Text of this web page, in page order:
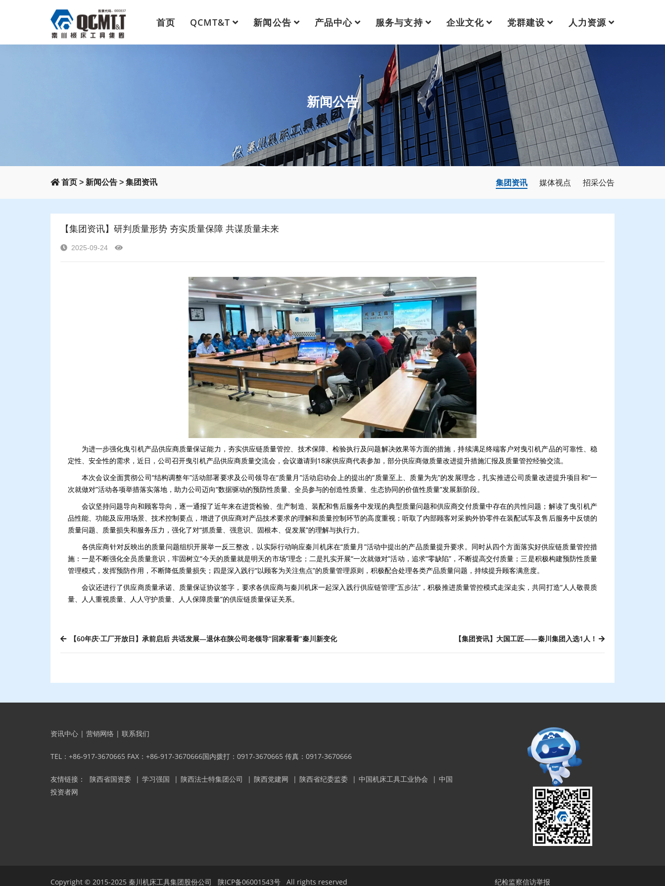
首页 QCMT&T 新闻公告 产品中心 服务与支持 企业文化 党群建设 人力资源
新闻公告
首页 > 新闻公告 > 集团资讯 集团资讯 媒体视点 招采公告
【集团资讯】研判质量形势 夯实质量保障 共谋质量未来
2025-09-24
为进一步强化曳引机产品供应商质量保证能力，夯实供应链质量管控、技术保障、检验执行及问题解决效果等方面的措施，持续满足终端客户对曳引机产品的可靠性、稳
定性、安全性的需求，近日，公司召开曳引机产品供应商质量交流会，会议邀请到18家供应商代表参加，部分供应商做质量改进提升措施汇报及质量管控经验交流。
本次会议全面贯彻公司“结构调整年”活动部署要求及公司领导在“质量月”活动启动会上的提出的“质量至上、质量为先”的发展理念，扎实推进公司质量改进提升项目和“一
次就做对”活动各项举措落实落地，助力公司迈向“数据驱动的预防性质量、全员参与的创造性质量、生态协同的价值性质量”发展新阶段。
会议坚持问题导向和顾客导向，逐一通报了近年来在进货检验、生产制造、装配和售后服务中发现的典型质量问题和供应商交付质量中存在的共性问题；解读了曳引机产
品性能、功能及应用场景、技术控制要点，增进了供应商对产品技术要求的理解和质量控制环节的高度重视；听取了内部顾客对采购外协零件在装配试车及售后服务中反馈的
质量问题、质量损失和服务压力，强化了对“抓质量、强意识、固根本、促发展”的理解与执行力。
各供应商针对反映出的质量问题组织开展举一反三整改，以实际行动响应秦川机床在“质量月”活动中提出的产品质量提升要求。同时从四个方面落实好供应链质量管控措
施：一是不断强化全员质量意识，牢固树立“今天的质量就是明天的市场”理念；二是扎实开展“一次就做对”活动，追求“零缺陷”，不断提高交付质量；三是积极构建预防性质量
管理模式，发挥预防作用，不断降低质量损失；四是深入践行“以顾客为关注焦点”的质量管理原则，积极配合处理各类产品质量问题，持续提升顾客满意度。
会议还进行了供应商质量承诺、质量保证协议签字，要求各供应商与秦川机床一起深入践行供应链管理“五步法”，积极推进质量管控模式走深走实，共同打造“人人敬畏质
量、人人重视质量、人人守护质量、人人保障质量”的供应链质量保证关系。
【60年庆·工厂开放日】承前启后 共话发展—退休在陕公司老领导“回家看看”秦川新变化 【集团资讯】大国工匠——秦川集团入选1人！
资讯中心 | 营销网络 | 联系我们
TEL：+86-917-3670665 FAX：+86-917-3670666国内拨打：0917-3670665 传真：0917-3670666
友情链接： 陕西省国资委 | 学习强国 | 陕西法士特集团公司 | 陕西党建网 | 陕西省纪委监委 | 中国机床工具工业协会 | 中国
投资者网
Copyright © 2015-2025 秦川机床工具集团股份公司 陕ICP备06001543号 All rights reserved 纪检监察信访举报